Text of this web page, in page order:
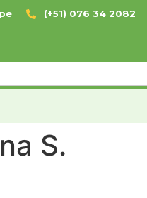
(+51) 076 34 2082
S.